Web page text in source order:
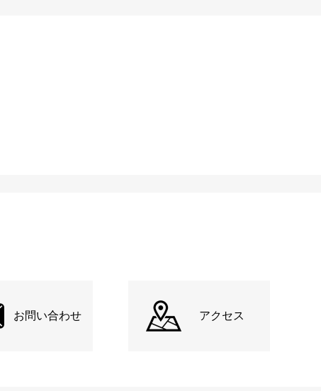
お問い合わせ アクセス